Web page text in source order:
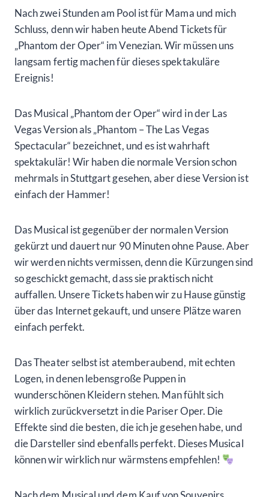
Nach zwei Stunden am Pool ist für Mama und mich
Schluss, denn wir haben heute Abend Tickets für
„Phantom der Oper“ im Venezian. Wir müssen uns
langsam fertig machen für dieses spektakuläre
Ereignis!
Das Musical „Phantom der Oper“ wird in der Las
Vegas Version als „Phantom – The Las Vegas
Spectacular“ bezeichnet, und es ist wahrhaft
spektakulär! Wir haben die normale Version schon
mehrmals in Stuttgart gesehen, aber diese Version ist
einfach der Hammer!
Das Musical ist gegenüber der normalen Version
gekürzt und dauert nur 90 Minuten ohne Pause. Aber
wir werden nichts vermissen, denn die Kürzungen sind
so geschickt gemacht, dass sie praktisch nicht
auffallen. Unsere Tickets haben wir zu Hause günstig
über das Internet gekauft, und unsere Plätze waren
einfach perfekt.
Das Theater selbst ist atemberaubend, mit echten
Logen, in denen lebensgroße Puppen in
wunderschönen Kleidern stehen. Man fühlt sich
wirklich zurückversetzt in die Pariser Oper. Die
Effekte sind die besten, die ich je gesehen habe, und
die Darsteller sind ebenfalls perfekt. Dieses Musical
können wir wirklich nur wärmstens empfehlen!